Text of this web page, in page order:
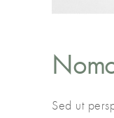
Sed ut